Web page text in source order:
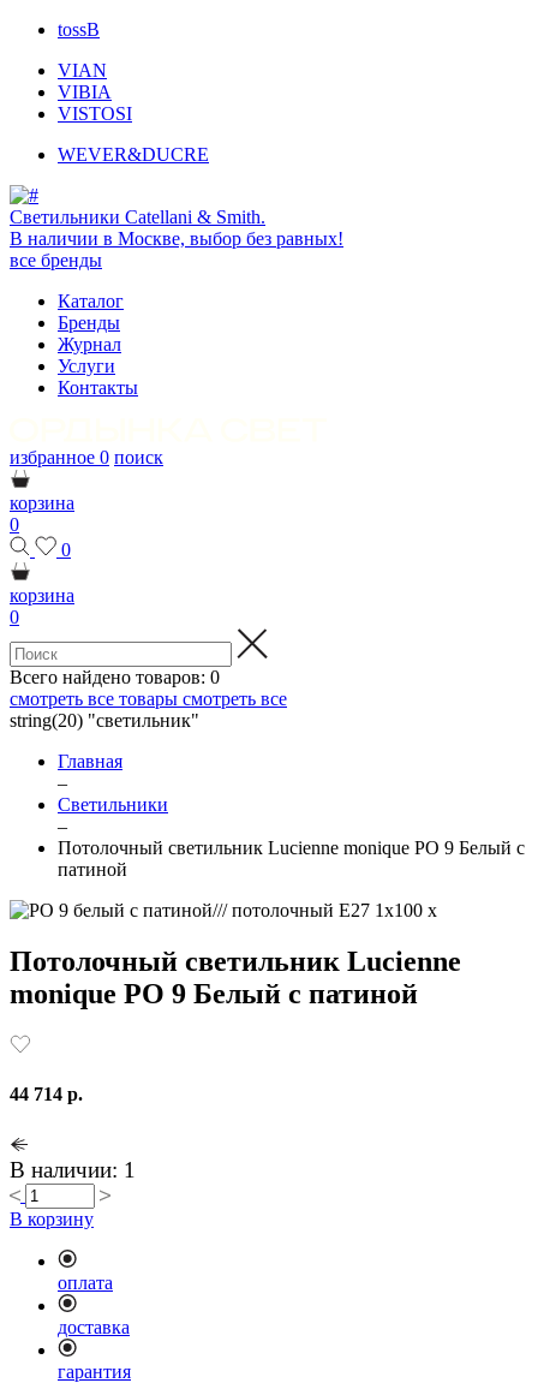
tossB
VIAN
VIBIA
VISTOSI
WEVER&DUCRE
Светильники Catellani & Smith.
В наличии в Москве, выбор без равных!
все бренды
Каталог
Бренды
Журнал
Услуги
Контакты
избранное 0 поиск
корзина
0
0
корзина
0
Всего найдено товаров: 0
смотреть все товары смотреть все
string(20) "светильник"
Главная
–
Светильники
–
Потолочный светильник Lucienne monique PO 9 Белый с
патиной
Потолочный светильник Lucienne
monique PO 9 Белый с патиной
44 714 р.
В наличии: 1
В корзину
оплата
доставка
гарантия